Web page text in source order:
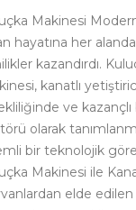
Makinesi
hayatına her
kazandırdı.
kanatlı
ve kazançlı
olarak
bir teknolojik
Makinesi ile
elde